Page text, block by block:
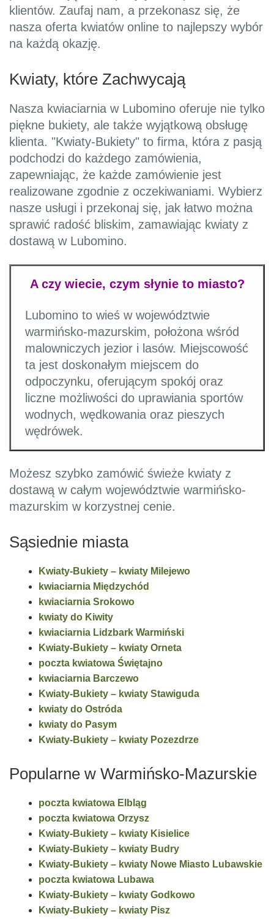
klientów. Zaufaj nam, a przekonasz się, że
nasza oferta kwiatów online to najlepszy wybór
na każdą okazję.
Kwiaty, które Zachwycają
Nasza kwiaciarnia w Lubomino oferuje nie tylko
piękne bukiety, ale także wyjątkową obsługę
klienta. "Kwiaty-Bukiety" to firma, która z pasją
podchodzi do każdego zamówienia,
zapewniając, że każde zamówienie jest
realizowane zgodnie z oczekiwaniami. Wybierz
nasze usługi i przekonaj się, jak łatwo można
sprawić radość bliskim, zamawiając kwiaty z
dostawą w Lubomino.
A czy wiecie, czym słynie to miasto?
Lubomino to wieś w województwie
warmińsko-mazurskim, położona wśród
malowniczych jezior i lasów. Miejscowość
ta jest doskonałym miejscem do
odpoczynku, oferującym spokój oraz
liczne możliwości do uprawiania sportów
wodnych, wędkowania oraz pieszych
wędrówek.
Możesz szybko zamówić świeże kwiaty z
dostawą w całym województwie warmińsko-
mazurskim w korzystnej cenie.
Sąsiednie miasta
Kwiaty-Bukiety – kwiaty Milejewo
kwiaciarnia Międzychód
kwiaciarnia Srokowo
kwiaty do Kiwity
kwiaciarnia Lidzbark Warmiński
Kwiaty-Bukiety – kwiaty Orneta
poczta kwiatowa Świętajno
kwiaciarnia Barczewo
Kwiaty-Bukiety – kwiaty Stawiguda
kwiaty do Ostróda
kwiaty do Pasym
Kwiaty-Bukiety – kwiaty Pozezdrze
Popularne w Warmińsko-Mazurskie
poczta kwiatowa Elbląg
poczta kwiatowa Orzysz
Kwiaty-Bukiety – kwiaty Kisielice
Kwiaty-Bukiety – kwiaty Budry
Kwiaty-Bukiety – kwiaty Nowe Miasto Lubawskie
poczta kwiatowa Lubawa
Kwiaty-Bukiety – kwiaty Godkowo
Kwiaty-Bukiety – kwiaty Pisz